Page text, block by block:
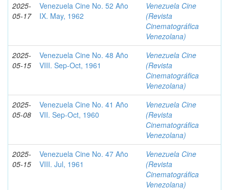
2025-
05-17
Venezuela Cine No. 52 Año
IX. May, 1962
Venezuela Cine
(Revista
Cinematográfica
Venezolana)
2025-
05-15
Venezuela Cine No. 48 Año
VIII. Sep-Oct, 1961
Venezuela Cine
(Revista
Cinematográfica
Venezolana)
2025-
05-08
Venezuela Cine No. 41 Año
VII. Sep-Oct, 1960
Venezuela Cine
(Revista
Cinematográfica
Venezolana)
2025-
05-15
Venezuela Cine No. 47 Año
VIII. Jul, 1961
Venezuela Cine
(Revista
Cinematográfica
Venezolana)